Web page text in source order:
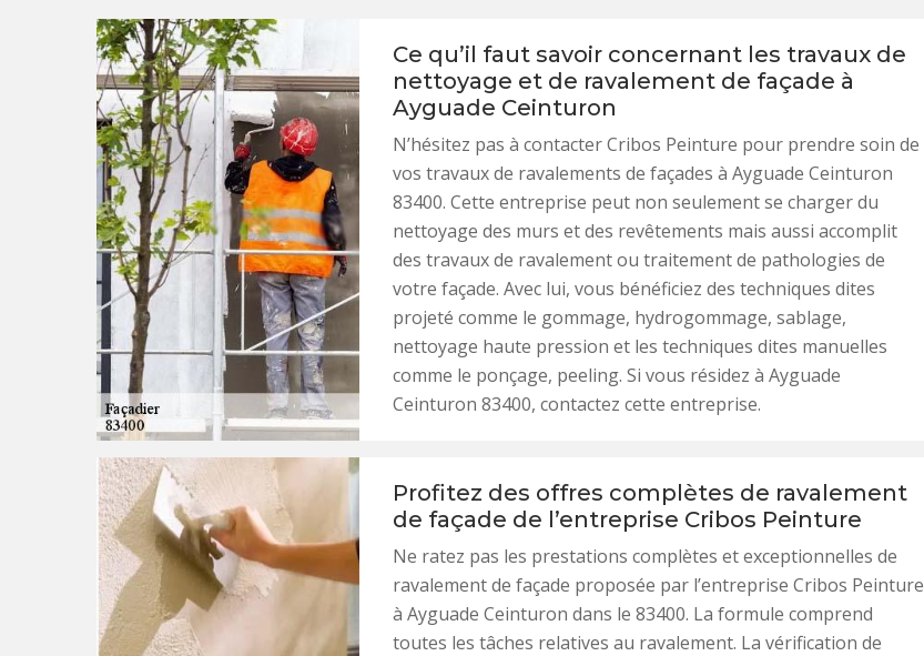
Ce qu’il faut savoir concernant les travaux de
nettoyage et de ravalement de façade à
Ayguade Ceinturon
N’hésitez pas à contacter Cribos Peinture pour prendre soin de
vos travaux de ravalements de façades à Ayguade Ceinturon
83400. Cette entreprise peut non seulement se charger du
nettoyage des murs et des revêtements mais aussi accomplit
des travaux de ravalement ou traitement de pathologies de
votre façade. Avec lui, vous bénéficiez des techniques dites
projeté comme le gommage, hydrogommage, sablage,
nettoyage haute pression et les techniques dites manuelles
comme le ponçage, peeling. Si vous résidez à Ayguade
Ceinturon 83400, contactez cette entreprise.
Profitez des offres complètes de ravalement
de façade de l’entreprise Cribos Peinture
Ne ratez pas les prestations complètes et exceptionnelles de
ravalement de façade proposée par l’entreprise Cribos Peinture
à Ayguade Ceinturon dans le 83400. La formule comprend
toutes les tâches relatives au ravalement. La vérification de